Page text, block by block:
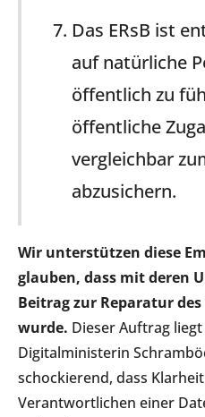
Das ERsB ist
auf natürliche
öffentlich zu
öffentliche
vergleichbar
abzusichern.
Wir unterstützen diese
glauben, dass mit deren
Beitrag zur Reparatur
wurde. Dieser Auftrag
Digitalministerin
schockierend, dass
Verantwortlichen einer